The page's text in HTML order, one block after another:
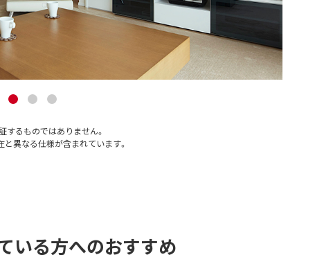
するものではありません。
異なる仕様が含まれています。
いる方へのおすすめ